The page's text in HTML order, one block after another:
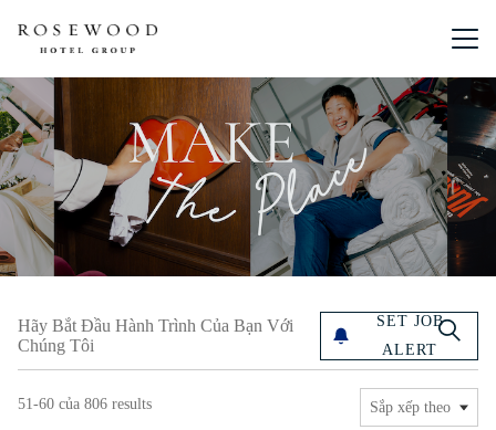
Menu
Hãy Bắt Đầu Hành Trình Của Bạn Với
Chúng Tôi
SET JOB
ALERT
51-60 của 806 results Sắp xếp theo